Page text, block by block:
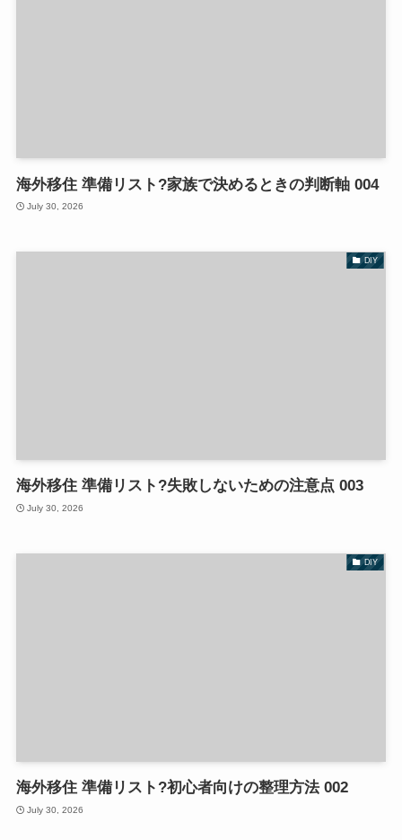
海外移住 準備リスト?家族で決めるときの判断軸 004
July 30, 2026
DIY
海外移住 準備リスト?失敗しないための注意点 003
July 30, 2026
DIY
海外移住 準備リスト?初心者向けの整理方法 002
July 30, 2026